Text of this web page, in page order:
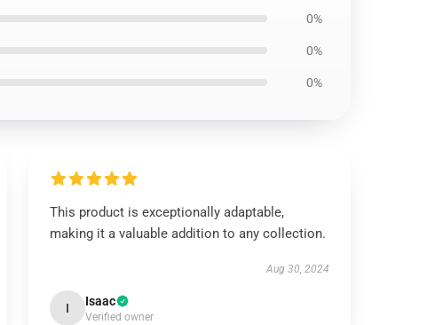
0%
0%
0%
This product is exceptionally adaptable,
making it a valuable addition to any collection.
Aug 30, 2024
I Isaac
Verified owner